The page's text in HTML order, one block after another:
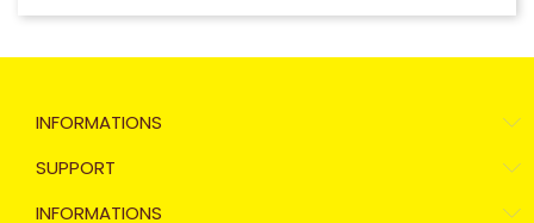
INFORMATIONS
SUPPORT
INFORMATIONS